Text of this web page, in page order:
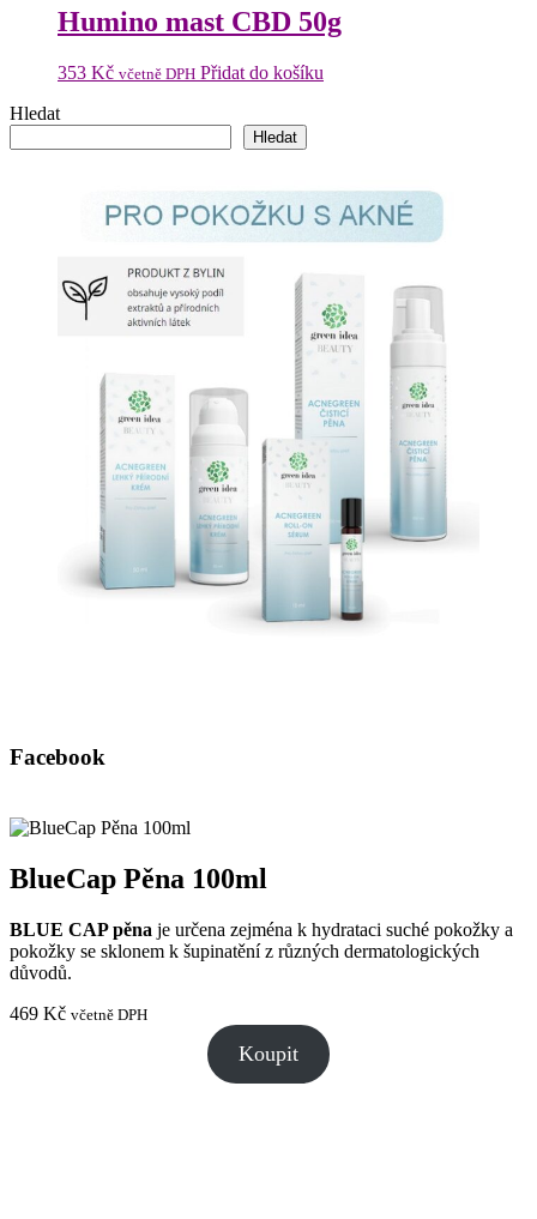
Humino mast CBD 50g
353 Kč včetně DPH Přidat do košíku
Hledat
Hledat
Facebook
BlueCap Pěna 100ml
BLUE CAP pěna je určena zejména k hydrataci suché pokožky a
pokožky se sklonem k šupinatění z různých dermatologických
důvodů.
469 Kč včetně DPH
Koupit